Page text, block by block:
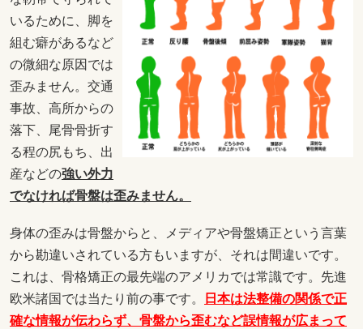
いるために、脚を
組む癖があるなど
の微細な原因では
歪みません。交通
事故、高所からの
落下、尾骨骨折す
る程の尻もち、出
産などの強い外力
でなければ骨盤は歪みません。
身体の歪みは骨盤からと、メディアや骨盤矯正という言葉
から勘違いされている方もいますが、それは間違いです。
これは、骨格矯正の最先端のアメリカでは常識です。先進
欧米諸国では当たり前の事です。
日本は法整備の関係で正
確な情報が伝わらず、骨盤から歪むなど誤情報が広まって